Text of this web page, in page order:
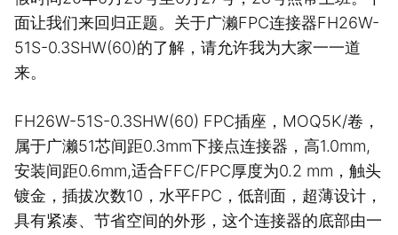
面让我们来回归正题。关于广濑FPC连接器FH26W-
51S-0.3SHW(60)的了解，请允许我为大家一一道
来。
FH26W-51S-0.3SHW(60) FPC插座，MOQ5K/卷，
属于广濑51芯间距0.3mm下接点连接器，高1.0mm,
安装间距0.6mm,适合FFC/FPC厚度为0.2 mm，触头
镀金，插拔次数10，水平FPC，低剖面，超薄设计，
具有紧凑、节省空间的外形，这个连接器的底部由一